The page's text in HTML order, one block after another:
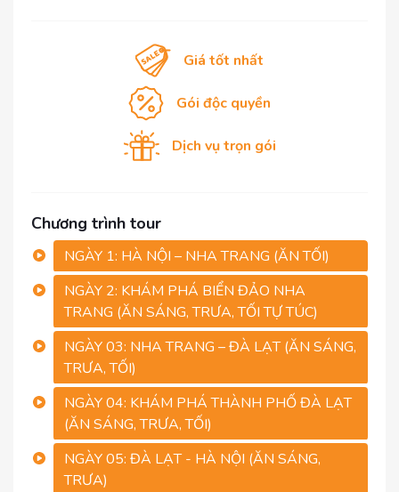
Giá tốt nhất
Gói độc quyền
Dịch vụ trọn gói
Chương trình tour
NGÀY 1: HÀ NỘI – NHA TRANG (ĂN TỐI)
NGÀY 2: KHÁM PHÁ BIỂN ĐẢO NHA
TRANG (ĂN SÁNG, TRƯA, TỐI TỰ TÚC)
NGÀY 03: NHA TRANG – ĐÀ LẠT (ĂN SÁNG,
TRƯA, TỐI)
NGÀY 04: KHÁM PHÁ THÀNH PHỐ ĐÀ LẠT
(ĂN SÁNG, TRƯA, TỐI)
NGÀY 05: ĐÀ LẠT - HÀ NỘI (ĂN SÁNG,
TRƯA)